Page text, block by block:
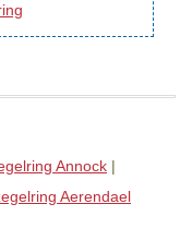
Annock |
Aerendael